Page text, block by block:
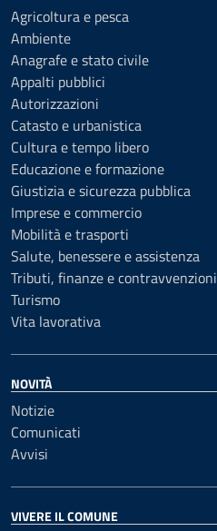
Agricoltura e pesca
Ambiente
Anagrafe e stato civile
Appalti pubblici
Autorizzazioni
Catasto e urbanistica
Cultura e tempo libero
Educazione e formazione
Giustizia e sicurezza pubblica
Imprese e commercio
Mobilità e trasporti
Salute, benessere e assistenza
Tributi, finanze e contravvenzioni
Turismo
Vita lavorativa
NOVITÀ
Notizie
Comunicati
Avvisi
VIVERE IL COMUNE